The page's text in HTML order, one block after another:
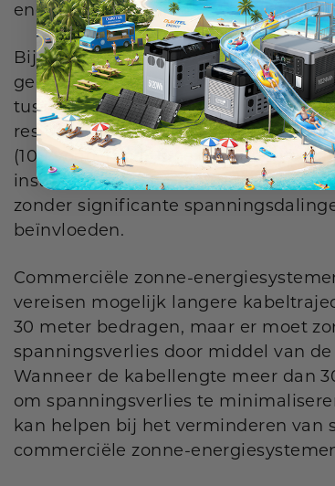
energiesystemen, samen met
Bij de meeste residentiële zonne-
gebruikt. De kabellengtes voor
tussen de zonnepanelen en de
residentieel zonne-energiesysteem
(100 voet), maar de exacte lengte
installatievereisten en de kabel zelf.
zonder significante
beïnvloeden.
Commerciële zonne-
vereisen mogelijk langere
30 meter bedragen, maar er moet
spanningsverlies door middel van
Wanneer de kabellengte meer dan
om spanningsverlies te
kan helpen bij het verminderen van
commerciële zonne-